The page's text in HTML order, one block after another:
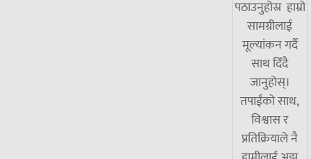
पठाउनुहोस्र हाम्रो
सामग्रीलाई
मूल्यांकन गर्दै
साथ दिँदै
जानुहोस्।
तपाईंको साथ,
विश्वास र
प्रतिक्रियाले नै